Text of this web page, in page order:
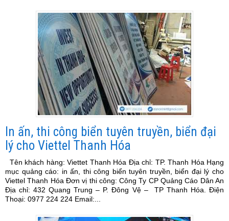
In ấn, thi công biển tuyên truyền, biển đại
lý cho Viettel Thanh Hóa
Tên khách hàng: Viettet Thanh Hóa Địa chỉ: TP. Thanh Hóa Hạng
mục quảng cáo: in ấn, thi công biển tuyên truyền, biển đại lý cho
Viettel Thanh Hóa Đơn vị thi công: Công Ty CP Quảng Cáo Dân An
Địa chỉ: 432 Quang Trung – P. Đông Vệ – TP Thanh Hóa. Điện
Thoại: 0977 224 224 Email:...